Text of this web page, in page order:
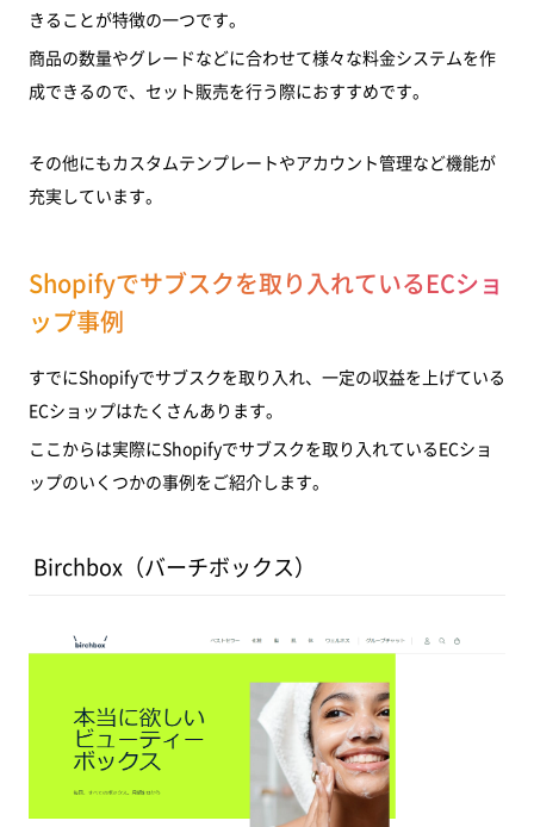
きることが特徴の一つです。
商品の数量やグレードなどに合わせて様々な料金システムを作
成できるので、セット販売を行う際におすすめです。
その他にもカスタムテンプレートやアカウント管理など機能が
充実しています。
Shopifyでサブスクを取り入れているECショ
ップ事例
すでにShopifyでサブスクを取り入れ、一定の収益を上げている
ECショップはたくさんあります。
ここからは実際にShopifyでサブスクを取り入れているECショ
ップのいくつかの事例をご紹介します。
Birchbox（バーチボックス）